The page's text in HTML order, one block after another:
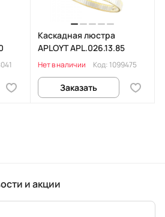
Каскадная люстра
APLOYT APL.026.13.85
Нет в наличии Код: 1099475
Заказать
и акции